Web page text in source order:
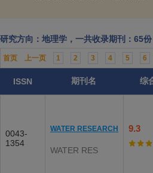
研究方向：地理学，一共收录期刊：65份
首页 上一页 1 2 3 4 5 6
ISSN 期刊名 综
0043-
1354
WATER RESEARCH
WATER RES
9.3